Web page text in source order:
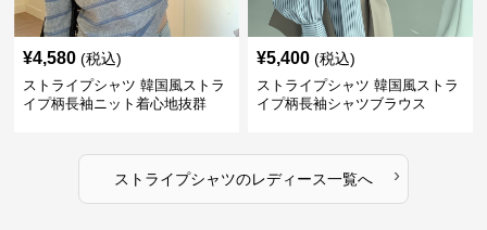
¥4,580 (税込)
ストライプシャツ 韓国風ストラ
イプ柄長袖ニット着心地抜群
¥5,400 (税込)
ストライプシャツ 韓国風ストラ
イプ柄長袖シャツブラウス
ストライプシャツのレディース一覧へ ›